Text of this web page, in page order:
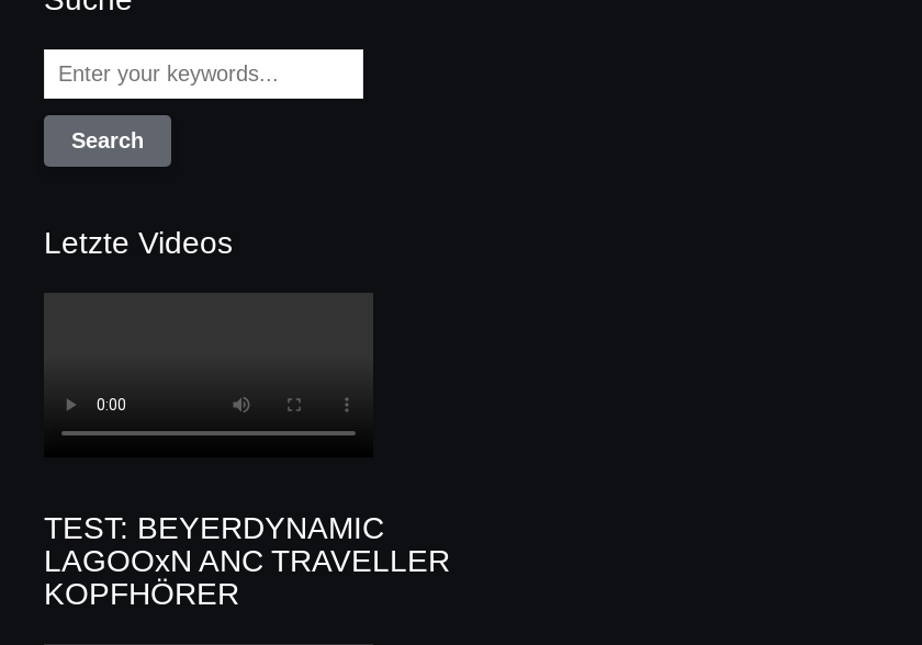
Letzte Videos
TEST: BEYERDYNAMIC
LAGOOxN ANC TRAVELLER
KOPFHÖRER